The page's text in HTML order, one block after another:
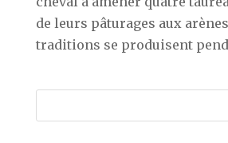
de leurs pâturages aux
traditions se produisent